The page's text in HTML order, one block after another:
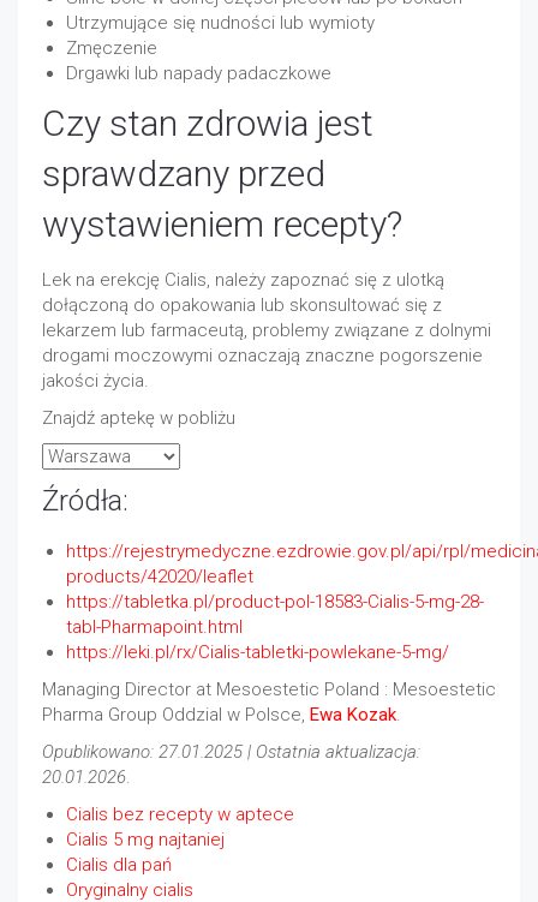
Utrzymujące się nudności lub wymioty
Zmęczenie
Drgawki lub napady padaczkowe
Czy stan zdrowia jest
sprawdzany przed
wystawieniem recepty?
Lek na erekcję Cialis, należy zapoznać się z ulotką
dołączoną do opakowania lub skonsultować się z
lekarzem lub farmaceutą, problemy związane z dolnymi
drogami moczowymi oznaczają znaczne pogorszenie
jakości życia.
Znajdź aptekę w pobliżu
Źródła:
https://rejestrymedyczne.ezdrowie.gov.pl/api/rpl/
products/42020/leaflet
https://tabletka.pl/product-pol-18583-Cialis-5-mg-28-
tabl-Pharmapoint.html
https://leki.pl/rx/Cialis-tabletki-powlekane-5-mg/
Managing Director at Mesoestetic Poland : Mesoestetic
Pharma Group Oddzial w Polsce, Ewa Kozak.
Opublikowano: 27.01.2025 | Ostatnia aktualizacja:
20.01.2026.
Cialis bez recepty w aptece
Cialis 5 mg najtaniej
Cialis dla pań
Oryginalny cialis